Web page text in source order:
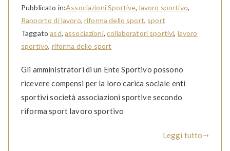
Pubblicato in:Associazioni Sportive, lavoro sportivo,
Rapporto di lavoro,riforma dello sport, sport
Taggatoasd, associazioni,collaboratori sportivi, lavoro
sportivo, riforma dello sport
Gli amministratori di un Ente Sportivo possono
ricevere compensi per la loro carica sociale enti
sportivi società associazioni sportive secondo
riforma sport lavoro sportivo
Leggi tutto